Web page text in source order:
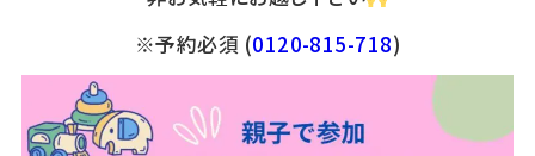
※予約必須 (0120-815-718)